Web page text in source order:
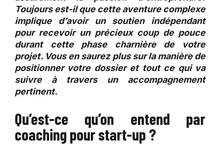
Toujours est-il que cette aventure complexe
implique d’avoir un soutien indépendant
pour recevoir un précieux coup de pouce
durant cette phase charnière de votre
projet. Vous en saurez plus sur la manière de
positionner votre dossier et tout ce qui va
suivre à travers un accompagnement
pertinent.
Qu’est-ce qu’on entend par
coaching pour start-up ?